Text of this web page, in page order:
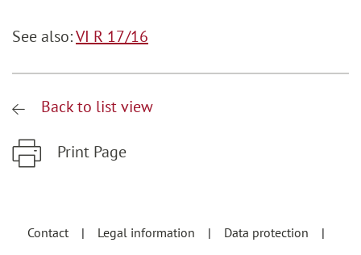
See also:VI R 17/16
Back to list view
Print Page
Contact
Legal information Data protection